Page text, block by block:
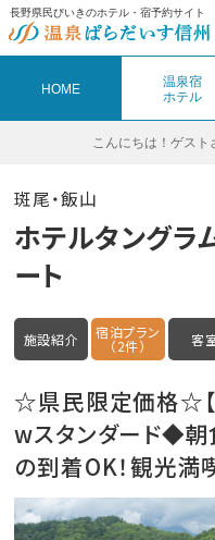
長野県民びいきのホテル・宿予約サイト
HOME
温泉宿
ホテル
こんにちは！ ゲスト
斑尾・飯山
ホテルタングラ
ート
施設紹介 宿泊プラン
（2件） 客
☆県民限定価格☆【
wスタンダード◆
の到着OK！観光満